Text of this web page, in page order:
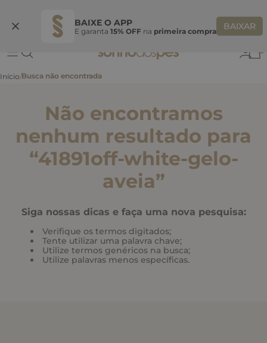
BAIXE O APP
E garanta 15% OFF na primeira compra BAIXAR
BEMVINDASONHO
Não encontramos
nenhum resultado para
“41891off-white-gelo-
aveia”
Siga nossas dicas e faça uma nova pesquisa:
Verifique os termos digitados;
Tente utilizar uma palavra chave;
Utilize termos genéricos na busca;
Utilize palavras menos específicas.